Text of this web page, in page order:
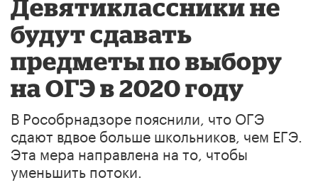
Девятиклассники не
будут сдавать
предметы по выбору
на ОГЭ в 2020 году
В Рособрнадзоре пояснили, что ОГЭ
сдают вдвое больше школьников, чем ЕГЭ.
Эта мера направлена на то, чтобы
уменьшить потоки.